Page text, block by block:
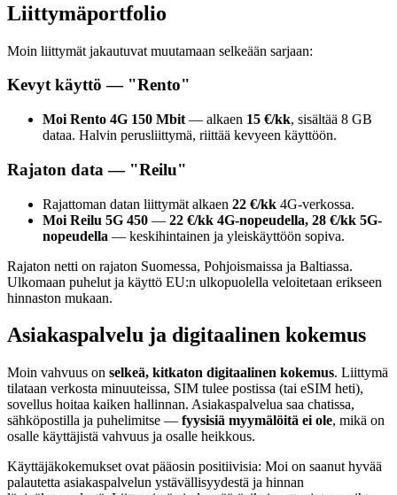
Liittymäportfolio
Moin liittymät jakautuvat muutamaan selkeään sarjaan:
Kevyt käyttö — "Rento"
Moi Rento 4G 150 Mbit — alkaen 15 €/kk, sisältää 8 GB
dataa. Halvin perusliittymä, riittää kevyeen käyttöön.
Rajaton data — "Reilu"
Rajattoman datan liittymät alkaen 22 €/kk 4G-verkossa.
Moi Reilu 5G 450 — 22 €/kk 4G-nopeudella, 28 €/kk 5G-
nopeudella — keskihintainen ja yleiskäyttöön sopiva.
Rajaton netti on rajaton Suomessa, Pohjoismaissa ja Baltiassa.
Ulkomaan puhelut ja käyttö EU:n ulkopuolella veloitetaan erikseen
hinnaston mukaan.
Asiakaspalvelu ja digitaalinen kokemus
Moin vahvuus on selkeä, kitkaton digitaalinen kokemus. Liittymä
tilataan verkosta minuuteissa, SIM tulee postissa (tai eSIM heti),
sovellus hoitaa kaiken hallinnan. Asiakaspalvelua saa chatissa,
sähköpostilla ja puhelimitse — fyysisiä myymälöitä ei ole, mikä on
osalle käyttäjistä vahvuus ja osalle heikkous.
Käyttäjäkokemukset ovat pääosin positiivisia: Moi on saanut hyvää
palautetta asiakaspalvelun ystävällisyydestä ja hinnan